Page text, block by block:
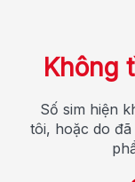
Không
Số sim hiện
tôi, hoặc do